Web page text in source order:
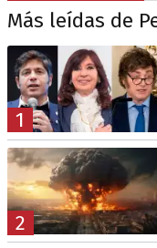
Más leídas de
1
2